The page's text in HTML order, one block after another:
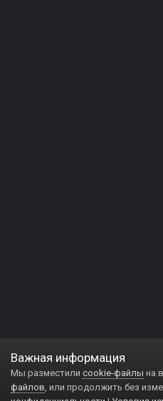
Важная информация
Мы разместили cookie-файлы на
файлов, или продолжить без